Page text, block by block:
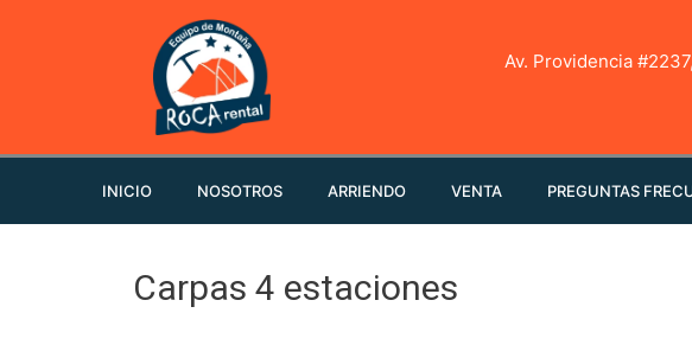
Av. Providencia
INICIO NOSOTROS ARRIENDO VENTA PREGUNTAS
Carpas 4 estaciones